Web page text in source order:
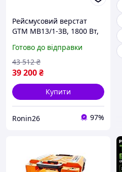
Рейсмусовий верстат
GTM MB13/1-3B, 1800 Вт,
швидкості
Готово до відправки
39 200₴
43 512 ₴
Купити
Ronin26 97%